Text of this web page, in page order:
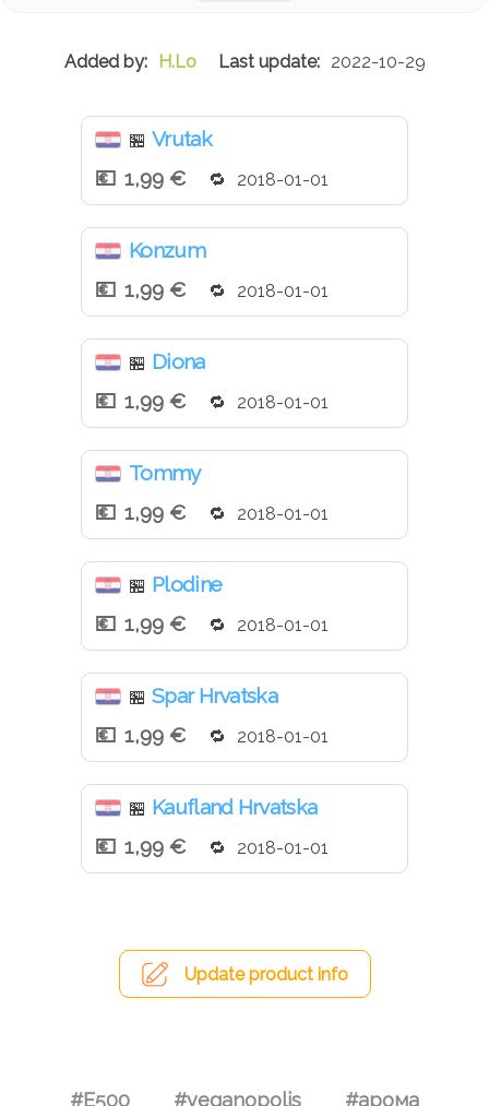
H.Lo 2022-10-29
🏪 Vrutak
1,99 €
2018-01-01
Konzum
1,99 €
2018-01-01
🏪 Diona
1,99 €
2018-01-01
Tommy
1,99 €
2018-01-01
🏪 Plodine
1,99 €
2018-01-01
🏪 Spar Hrvatska
1,99 €
2018-01-01
🏪 Kaufland Hrvatska
1,99 €
2018-01-01
Update product info
#E500 #veganopolis #арома